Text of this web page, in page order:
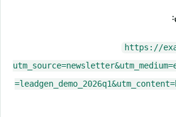
:
https://